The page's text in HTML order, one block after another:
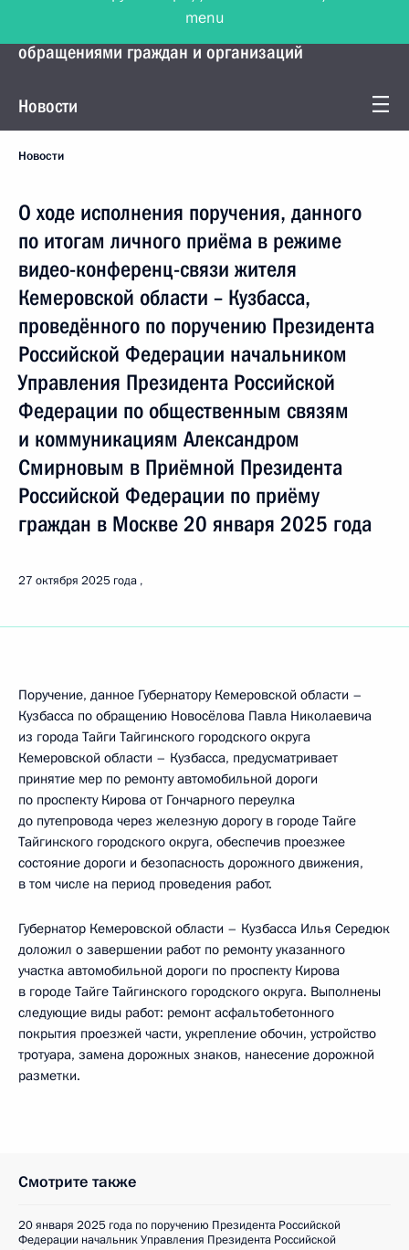
Управление Президента по работе с
обращениями граждан и организаций
Новости
Новости
О ходе исполнения поручения, данного
по итогам личного приёма в режиме
видео-конференц-связи жителя
Кемеровской области – Кузбасса,
проведённого по поручению Президента
Российской Федерации начальником
Управления Президента Российской
Федерации по общественным связям
и коммуникациям Александром
Смирновым в Приёмной Президента
Российской Федерации по приёму
граждан в Москве 20 января 2025 года
27 октября 2025 года
Поручение, данное Губернатору Кемеровской области –
Кузбасса по обращению Новосёлова Павла Николаевича
из города Тайги Тайгинского городского округа
Кемеровской области – Кузбасса, предусматривает
принятие мер по ремонту автомобильной дороги
по проспекту Кирова от Гончарного переулка
до путепровода через железную дорогу в городе Тайге
Тайгинского городского округа, обеспечив проезжее
состояние дороги и безопасность дорожного движения,
в том числе на период проведения работ.
Губернатор Кемеровской области – Кузбасса Илья Середюк
доложил о завершении работ по ремонту указанного
участка автомобильной дороги по проспекту Кирова
в городе Тайге Тайгинского городского округа. Выполнены
следующие виды работ: ремонт асфальтобетонного
покрытия проезжей части, укрепление обочин, устройство
тротуара, замена дорожных знаков, нанесение дорожной
разметки.
Смотрите также
20 января 2025 года по поручению Президента Российской
Федерации начальник Управления Президента Российской
menu